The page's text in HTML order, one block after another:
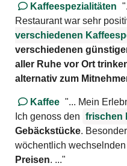
Kaffeespezialitäten
Restaurant war sehr
verschiedenen
verschiedenen
aller Ruhe vor Ort
alternativ zum
Kaffee "... Mein
Ich genoss den frischen
Gebäckstücke.
wöchentlich wechselnden
Preisen. ..."